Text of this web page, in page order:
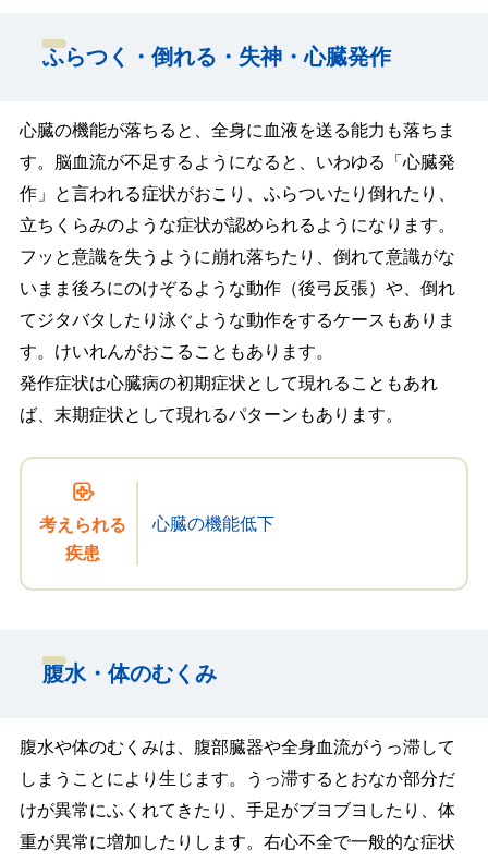
ふらつく・倒れる・失神・心臓発作
心臓の機能が落ちると、全身に血液を送る能力も落ちま
す。脳血流が不足するようになると、いわゆる「心臓発
作」と言われる症状がおこり、ふらついたり倒れたり、
立ちくらみのような症状が認められるようになります。
フッと意識を失うように崩れ落ちたり、倒れて意識がな
いまま後ろにのけぞるような動作（後弓反張）や、倒れ
てジタバタしたり泳ぐような動作をするケースもありま
す。けいれんがおこることもあります。
発作症状は心臓病の初期症状として現れることもあれ
ば、末期症状として現れるパターンもあります。
考えられる
疾患
心臓の機能低下
腹水・体のむくみ
腹水や体のむくみは、腹部臓器や全身血流がうっ滞して
しまうことにより生じます。うっ滞するとおなか部分だ
けが異常にふくれてきたり、手足がブヨブヨしたり、体
重が異常に増加したりします。右心不全で一般的な症状